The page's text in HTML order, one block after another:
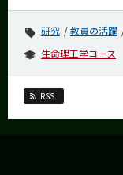
研究 教員の活躍
生命理工学コース
RSS